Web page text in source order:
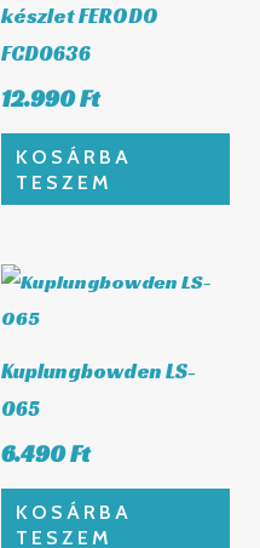
készlet FERODO
FCD0636
12.990Ft
KOSÁRBA
TESZEM
Kuplungbowden LS-
065
6.490Ft
KOSÁRBA
TESZEM